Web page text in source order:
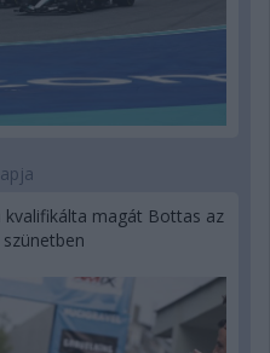
kvalifikálta magát Bottas az